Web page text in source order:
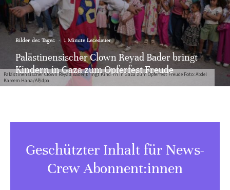
Palästinensischer Clown Reyad Bader bringt Kindern in Gaza zum Opferfest Freude Foto: Abdel
Kareem Hana/AP/dpa
Bilder des Tages · 1 Minute Lesedauer
Palästinensischer Clown Reyad Bader bringt
Kindern in Gaza zum Opferfest Freude
Geschützter Inhalt für News-
Crew Abonnent:innen